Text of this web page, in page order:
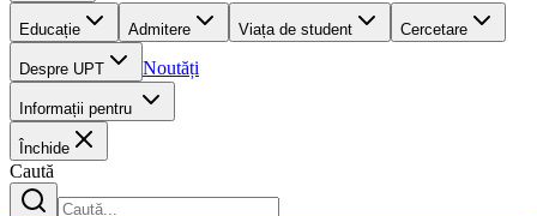
Educație Admitere Viața de student Cercetare
Despre UPT Noutăți
Informații pentru
Închide
Caută